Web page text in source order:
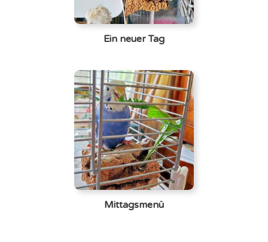
Ein neuer Tag
Mittagsmenü